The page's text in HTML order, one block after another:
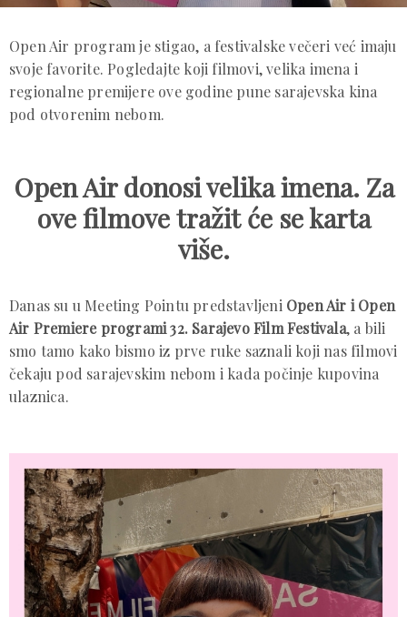
Open Air program je stigao, a festivalske večeri već imaju
svoje favorite. Pogledajte koji filmovi, velika imena i
regionalne premijere ove godine pune sarajevska kina
pod otvorenim nebom.
Open Air donosi velika imena. Za
ove filmove tražit će se karta
više.
Danas su u Meeting Pointu predstavljeni Open Air i Open
Air Premiere programi 32. Sarajevo Film Festivala, a bili
smo tamo kako bismo iz prve ruke saznali koji nas filmovi
čekaju pod sarajevskim nebom i kada počinje kupovina
ulaznica.